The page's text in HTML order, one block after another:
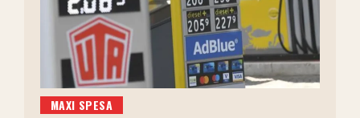
MAXI SPESA